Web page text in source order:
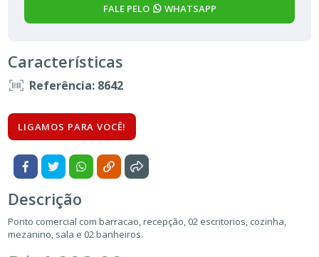
FALE PELO WHATSAPP
Características
Referência: 8642
LIGAMOS PARA VOCÊ!
Descrição
Ponto comercial com barracao, recepção, 02 escritorios, cozinha,
mezanino, sala e 02 banheiros.